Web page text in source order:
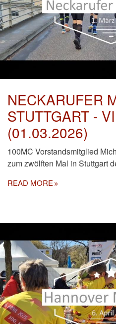
NECKARUFER
STUTTGART -
(01.03.2026)
100MC Vorstandsmitglied
zum zwölften Mal in Stuttgart
READ MORE